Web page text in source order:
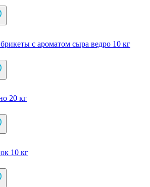
с ароматом сыра ведро 10 кг
20 кг
10 кг